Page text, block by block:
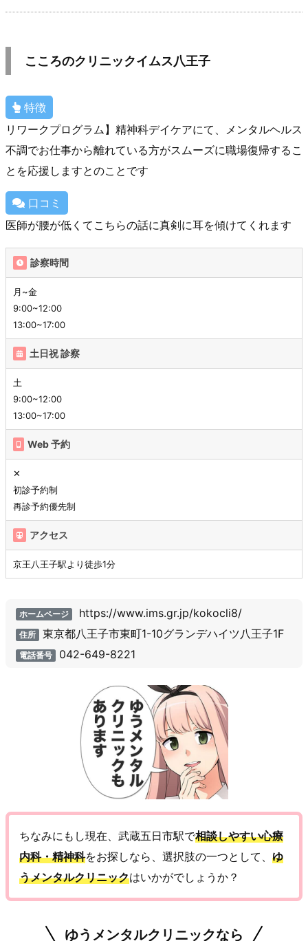
こころのクリニックイムス八王子
特徴
リワークプログラム】精神科デイケアにて、メンタルヘルス
不調でお仕事から離れている方がスムーズに職場復帰するこ
とを応援しますとのことです
口コミ
医師が腰が低くてこちらの話に真剣に耳を傾けてくれます
診察時間
月~金
9:00~12:00
13:00~17:00
土日祝 診察
土
9:00~12:00
13:00~17:00
Web 予約
✕
初診予約制
再診予約優先制
アクセス
京王八王子駅より徒歩1分
ホームページ https://www.ims.gr.jp/kokocli8/
住所 東京都八王子市東町1-10グランデハイツ八王子1F
電話番号 042-649-8221
ちなみにもし現在、武蔵五日市駅で相談しやすい心療
内科・精神科をお探しなら、選択肢の一つとして、 ゆ
うメンタルクリニックはいかがでしょうか？
ゆうメンタルクリニックなら